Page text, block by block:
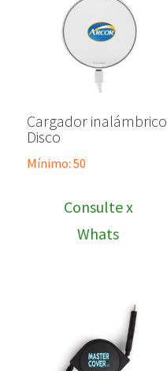
Cargador inalámbrico
Disco
Mínimo: 50
Consulte x
Whats